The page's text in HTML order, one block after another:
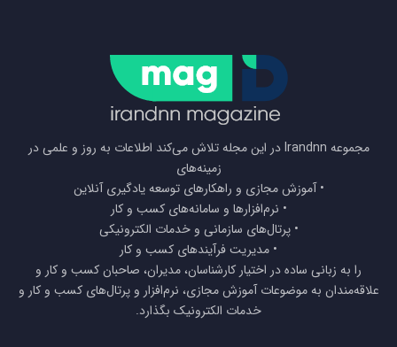
مجموعه Irandnn در این مجله تلاش می‌کند اطلاعات به روز و علمی در
زمینه‌های
• آموزش مجازی و راهکارهای توسعه یادگیری آنلاین
• نرم‌افزارها و سامانه‌های کسب و کار
• پرتال‌های سازمانی و خدمات الکترونیکی
• مدیریت فرآیندهای کسب و کار
را به زبانی ساده در اختیار کارشناسان، مدیران، صاحبان کسب و کار و
علاقه‌مندان به موضوعات آموزش مجازی، نرم‌افزار و پرتال‌های کسب و کار و
خدمات الکترونیک بگذارد.